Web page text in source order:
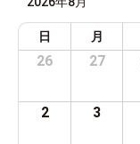
日 月
26 27
2 3